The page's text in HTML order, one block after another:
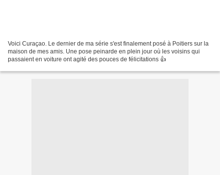
Voici Curaçao. Le dernier de ma série s'est finalement posé à Poitiers sur la
maison de mes amis. Une pose peinarde en plein jour où les voisins qui
passaient en voiture ont agité des pouces de félicitations 👍